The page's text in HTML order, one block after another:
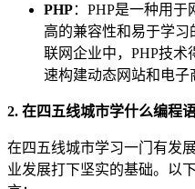
PHP：PHP是一种用
高的兼容性和易于学
联网企业中，PHP技
速构建动态网站和电子
2. 在四五线城市学什么编程
在四五线城市学习一门有发
业发展打下坚实的基础。以